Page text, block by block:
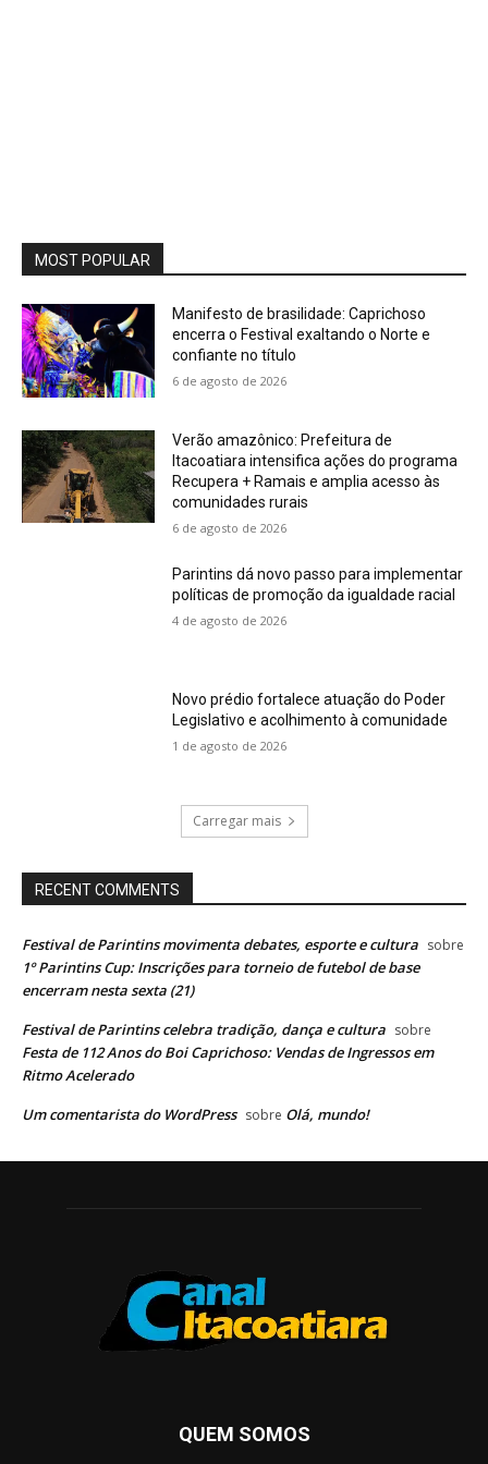
MOST POPULAR
Manifesto de brasilidade: Caprichoso
encerra o Festival exaltando o Norte e
confiante no título
6 de agosto de 2026
Verão amazônico: Prefeitura de
Itacoatiara intensifica ações do programa
Recupera + Ramais e amplia acesso às
comunidades rurais
6 de agosto de 2026
Parintins dá novo passo para implementar
políticas de promoção da igualdade racial
4 de agosto de 2026
Novo prédio fortalece atuação do Poder
Legislativo e acolhimento à comunidade
1 de agosto de 2026
Carregar mais
RECENT COMMENTS
Festival de Parintins movimenta debates, esporte e cultura sobre
1º Parintins Cup: Inscrições para torneio de futebol de base
encerram nesta sexta (21)
Festival de Parintins celebra tradição, dança e cultura sobre
Festa de 112 Anos do Boi Caprichoso: Vendas de Ingressos em
Ritmo Acelerado
Um comentarista do WordPress sobre Olá, mundo!
QUEM SOMOS